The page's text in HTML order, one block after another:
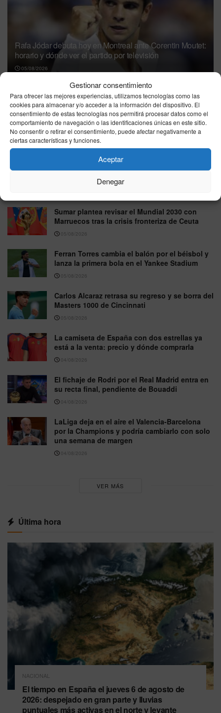
Gestionar consentimiento
Para ofrecer las mejores experiencias, utilizamos tecnologías como las
cookies para almacenar y/o acceder a la información del dispositivo. El
consentimiento de estas tecnologías nos permitirá procesar datos como el
comportamiento de navegación o las identificaciones únicas en este sitio.
No consentir o retirar el consentimiento, puede afectar negativamente a
ciertas características y funciones.
Aceptar
Denegar
Rafa Jódar debuta hoy en Montreal ante Corentin Moutet:
horario y dónde ver el partido por televisión
05/08/2026
Mbappé sorprende al compartir por primera vez una foto
de Ester Expósito durante sus vacaciones
Sumar plantea revisar el Mundial 2030 con
Marruecos tras la crisis fronteriza de Ceuta
05/08/2026
Ferran Torres cambia el balón por el béisbol y
lanza la primera bola en el Yankee Stadium
05/08/2026
Carlos Alcaraz retrasa su regreso y se borra del
Masters 1000 de Cincinnati
05/08/2026
La camiseta de España con dos estrellas ya
está a la venta: precio y dónde comprarla
04/08/2026
El fichaje de Rodri por el Real Madrid entra en
su recta final, pendiente de Bouaddi
04/08/2026
LaLiga deja en el aire el Valencia-Barcelona
por la Champions y podría cambiarlo con solo
una semana de margen
04/08/2026
VER MÁS
Última hora
NACIONAL
El tiempo en España el jueves 6 de agosto de
2026: despejado en gran parte y lluvias
puntuales más activas en el norte y levante